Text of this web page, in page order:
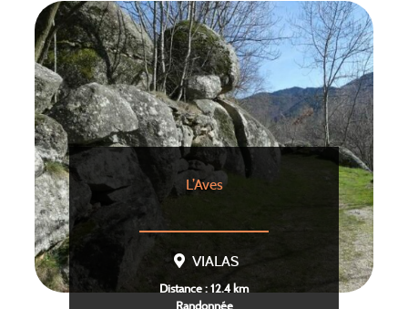
L’Aves
VIALAS
Distance : 12.4 km
Randonnée